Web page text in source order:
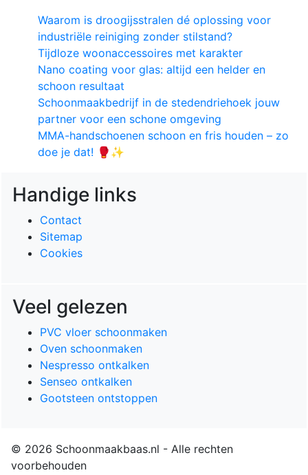
Waarom is droogijsstralen dé oplossing voor
industriële reiniging zonder stilstand?
Tijdloze woonaccessoires met karakter
Nano coating voor glas: altijd een helder en
schoon resultaat
Schoonmaakbedrijf in de stedendriehoek jouw
partner voor een schone omgeving
MMA-handschoenen schoon en fris houden – zo
doe je dat! 🥊✨
Handige links
Contact
Sitemap
Cookies
Veel gelezen
PVC vloer schoonmaken
Oven schoonmaken
Nespresso ontkalken
Senseo ontkalken
Gootsteen ontstoppen
© 2026 Schoonmaakbaas.nl - Alle rechten
voorbehouden